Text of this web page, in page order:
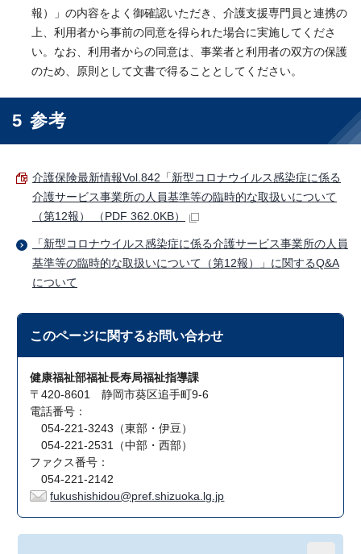
報）」の内容をよく御確認いただき、介護支援専門員と連携の
上、利用者から事前の同意を得られた場合に実施してくださ
い。なお、利用者からの同意は、事業者と利用者の双方の保護
のため、原則として文書で得ることとしてください。
5 参考
介護保険最新情報Vol.842「新型コロナウイルス感染症に係る
介護サービス事業所の人員基準等の臨時的な取扱いについて
（第12報） （PDF 362.0KB）
「新型コロナウイルス感染症に係る介護サービス事業所の人員
基準等の臨時的な取扱いについて（第12報）」に関するQ&A
について
このページに関するお問い合わせ
健康福祉部福祉長寿局福祉指導課
〒420-8601 静岡市葵区追手町9-6
電話番号：
054-221-3243（東部・伊豆）
054-221-2531（中部・西部）
ファクス番号：
054-221-2142
fukushishidou@pref.shizuoka.lg.jp